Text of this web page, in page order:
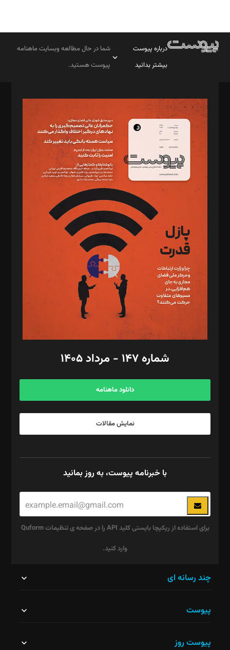
درباره پیوست
بیشتر بدانید
شما در حال مطالعه وبسایت ماهنامه
پیوست هستید.
مدیر مسئول: محمدباقر اثنی‌عشری
سردبیر: مهرک محمودی
دبیر تحریریه: میثم قاسمی
د‌بیر ناداستان: سمانه سمیع
د‌بیر خدمت و تجارت: ابوالفضل رجبی
د‌بیر حقوق فناوری: حسام‌الدین ایپکچی
د‌بیر پیوست جهان: مینا پاکدل
د‌بیر تحریریه آنلاین: بابک نقاش
تحریریه‌: مجتبی محمود‌ی، آرش برهمند، یسنا امان‌پور، سروش کرمیان،
مصطفی مسجدی آرانی، ابوالفضل رجبی، زهرا فکرانه، فائزه فتحی
رستمی،مصطفی باستان
ویرایش: نگار استاد‌‌آقا
طراح یونیفرم: مجید توکلی
فیلمبرداری و عکاسی: امیر شفیعی، مانی لطفی زاده
گرافیک و صفحه‌آرایی: سید‌سبحان‌علی ثابت
مد‌یر توسعه تجاری: کامبیز برید‌
امور مالی: شاپور رهبری، محمد‌ کاظمی‌نیا
آگهی و مشترکین: ۰۹۱۹۹۹۹۰۴۵۴
شماره ۱۴۷ - مرداد ۱۴۰۵
دانلود ماهنامه
نمایش مقالات
با خبرنامه پیوست، به روز بمانید
برای استفاده از ریکپچا بایستی کلید API را در صفحه ی تنظیمات Quform
وارد کنید.
نباید
چند رسانه ای
پیوست
پیوست روز